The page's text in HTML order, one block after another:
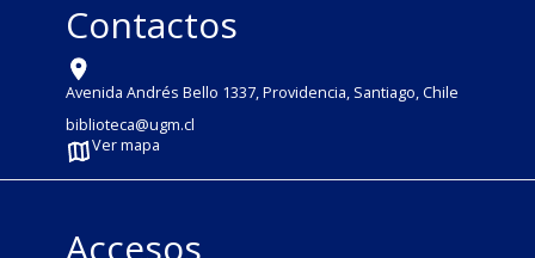
Contactos
Avenida Andrés Bello 1337, Providencia, Santiago, Chile
biblioteca@ugm.cl
Ver mapa